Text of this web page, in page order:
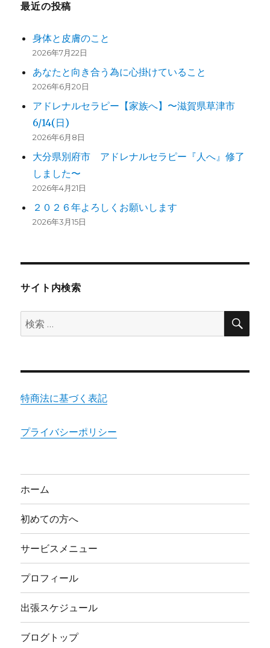
最近の投稿
身体と皮膚のこと
2026年7月22日
あなたと向き合う為に心掛けていること
2026年6月20日
アドレナルセラピー【家族へ】〜滋賀県草津市
6/14(日)
2026年6月8日
大分県別府市 アドレナルセラピー『人へ』修了
しました〜
2026年4月21日
２０２６年よろしくお願いします
2026年3月15日
サイト内検索
検
索:
検
特商法に基づく表記
プライバシーポリシー
ホーム
初めての方へ
サービスメニュー
プロフィール
出張スケジュール
ブログトップ